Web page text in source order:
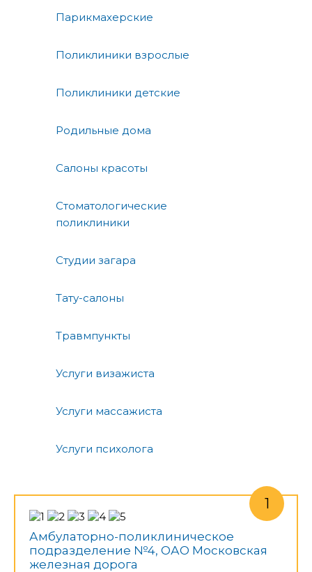
Парикмахерские
Поликлиники взрослые
Поликлиники детские
Родильные дома
Салоны красоты
Стоматологические
поликлиники
Студии загара
Тату-салоны
Травмпункты
Услуги визажиста
Услуги массажиста
Услуги психолога
Амбулаторно-поликлиническое
подразделение №4, ОАО Московская
железная дорога